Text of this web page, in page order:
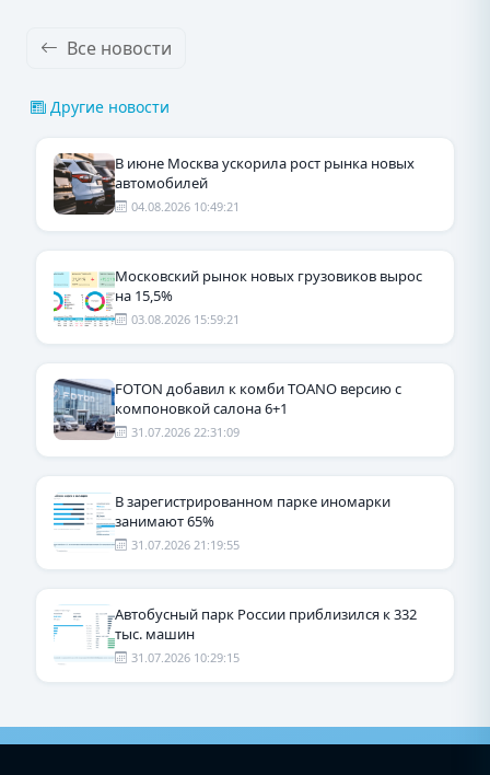
Все новости
Другие новости
В июне Москва ускорила рост рынка новых
автомобилей
04.08.2026 10:49:21
Московский рынок новых грузовиков вырос
на 15,5%
03.08.2026 15:59:21
FOTON добавил к комби TOANO версию с
компоновкой салона 6+1
31.07.2026 22:31:09
В зарегистрированном парке иномарки
занимают 65%
31.07.2026 21:19:55
Автобусный парк России приблизился к 332
тыс. машин
31.07.2026 10:29:15